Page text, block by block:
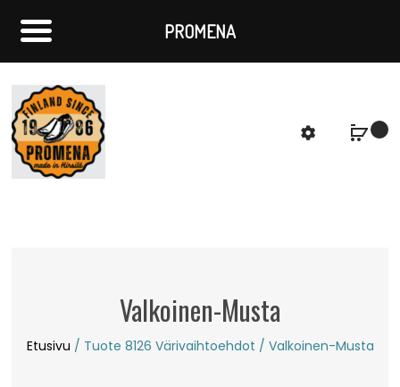
Valkoinen-Musta
Etusivu / Tuote 8126 Värivaihtoehdot / Valkoinen-Musta
PROMENA